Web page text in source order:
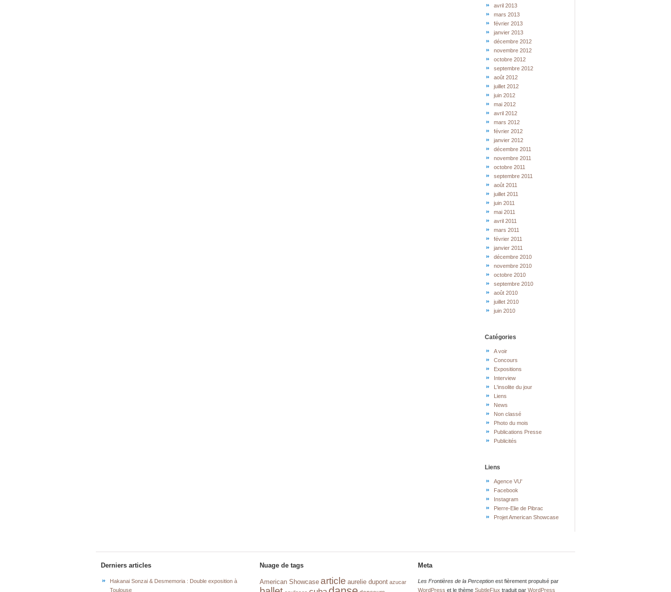
avril 2013
mars 2013
février 2013
janvier 2013
décembre 2012
novembre 2012
octobre 2012
septembre 2012
août 2012
juillet 2012
juin 2012
mai 2012
avril 2012
mars 2012
février 2012
janvier 2012
décembre 2011
novembre 2011
octobre 2011
septembre 2011
août 2011
juillet 2011
juin 2011
mai 2011
avril 2011
mars 2011
février 2011
janvier 2011
décembre 2010
novembre 2010
octobre 2010
septembre 2010
août 2010
juillet 2010
juin 2010
Catégories
A voir
Concours
Expositions
Interview
L'insolite du jour
Liens
News
Non classé
Photo du mois
Publications Presse
Publicités
Liens
Agence VU'
Facebook
Instagram
Pierre-Elie de Pibrac
Projet American Showcase
Derniers articles
Hakanai Sonzai & Desmemoria : Double exposition à
Toulouse
Nuage de tags
American Showcase article aurelie dupont azucar
Meta
Les Frontières de la Perception est fièrement propulsé par
WordPress et le thèmeSubtleFlux traduit parWordPress